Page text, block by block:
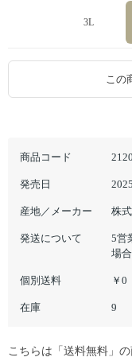
商品コード
発売日
産地／メーカー 株
発送について
5営
場
個別送料 ￥0
在庫 9
3L
この
こちらは「送料無料」の